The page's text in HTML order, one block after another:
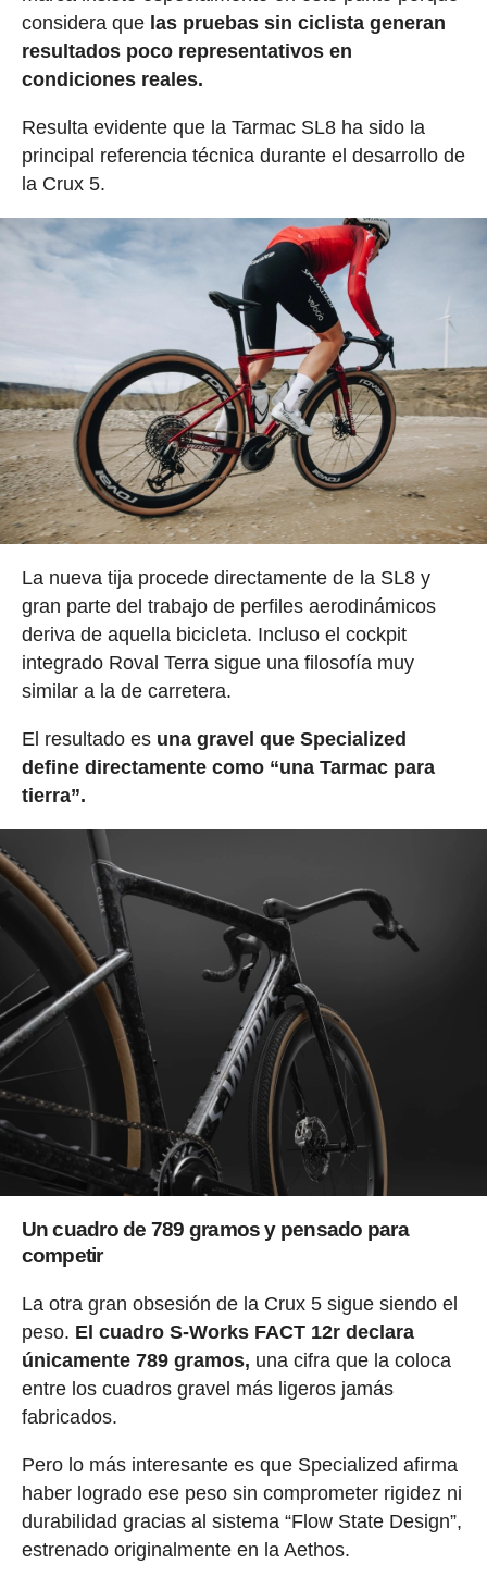
considera quelas pruebas sin ciclista generan
resultados poco representativos en
condiciones reales.
Resulta evidente que la Tarmac SL8 ha sido la
principal referencia técnica durante el desarrollo de
la Crux 5.
La nueva tija procede directamente de la SL8 y
gran parte del trabajo de perfiles aerodinámicos
deriva de aquella bicicleta. Incluso el cockpit
integrado Roval Terra sigue una filosofía muy
similar a la de carretera.
El resultado esuna gravel que Specialized
define directamente como “una Tarmac para
tierra”.
Un cuadro de 789 gramos y pensado para
competir
La otra gran obsesión de la Crux 5 sigue siendo el
peso. El cuadro S-Works FACT 12r declara
únicamente 789 gramos, una cifra que la coloca
entre los cuadros gravel más ligeros jamás
fabricados.
Pero lo más interesante es que Specialized afirma
haber logrado ese peso sin comprometer rigidez ni
durabilidad gracias al sistema “Flow State Design”,
estrenado originalmente en la Aethos.